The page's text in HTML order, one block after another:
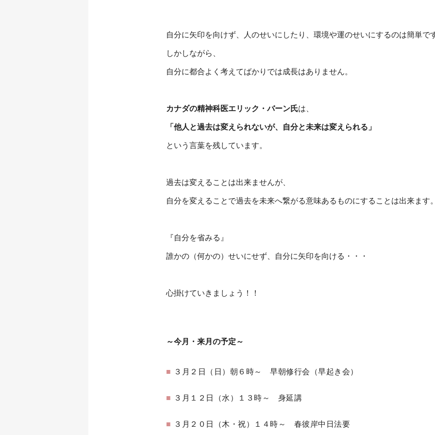
自分に矢印を向けず、人のせいにしたり、環境や運のせいにするのは簡単で
しかしながら、
自分に都合よく考えてばかりでは成長はありません。
カナダの精神科医エリック・バーン氏は、
「他人と過去は変えられないが、自分と未来は変えられる」
という言葉を残しています。
過去は変えることは出来ませんが、
自分を変えることで過去を未来へ繋がる意味あるものにすることは出来ます
『自分を省みる』
誰かの（何かの）せいにせず、自分に矢印を向ける・・・
心掛けていきましょう！！
～今月・来月の予定～
３月２日（日）朝６時～ 早朝修行会（早起き会）
３月１２日（水）１３時～ 身延講
３月２０日（木・祝）１４時～ 春彼岸中日法要